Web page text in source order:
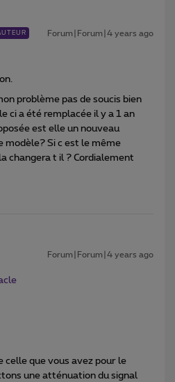
Forum|Forum|4 years ago
problème pas de soucis bien
ci a été remplacée il y a 1 an
est elle un nouveau
modèle? Si c est le même
changera t il ? Cordialement
Forum|Forum|4 years ago
celle que vous avez pour le
une atténuation du signal